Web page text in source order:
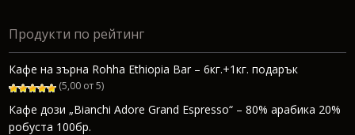
24.60€.
Продукти по рейтинг
Кафе на зърна Rohha Ethiopia Bar – 6кг.+1кг. подарък
(5,00 от 5)
Кафе дози „Bianchi Adore Grand Espresso“ – 80% арабика 20%
робуста 100бр.